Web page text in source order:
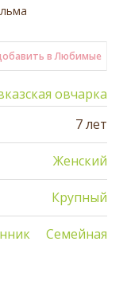
в Любимые
овчарка
7 лет
Женский
Крупный
Семейная